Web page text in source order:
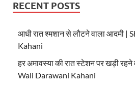
RECENT POSTS
आधी रात श्मशान से लौटने वाला आदमी |
Kahani
हर अमावस्या की रात स्टेशन पर खड़ी
Wali Darawani Kahani